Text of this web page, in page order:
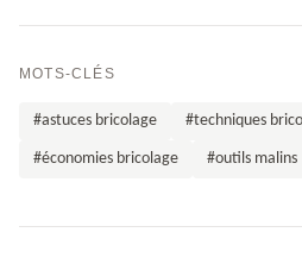
MOTS-CLÉS
#astuces bricolage #techniques
#économies bricolage #outils malins